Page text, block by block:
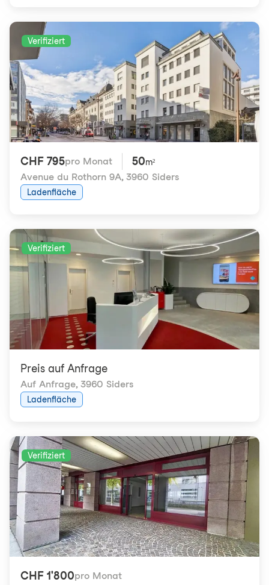
Verifiziert
CHF 795pro Monat 50m²
Avenue du Rothorn 9A, 3960 Siders
Ladenfläche
Verifiziert
Preis auf Anfrage
Auf Anfrage, 3960 Siders
Ladenfläche
Verifiziert
CHF 1'800pro Monat